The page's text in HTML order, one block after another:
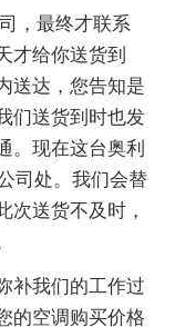
，最终才联系
才给你送货到
送达，您告知是
们送货到时也发
。现在这台奥利
司处。我们会替
次送货不及时，
补我们的工作过
的空调购买价格